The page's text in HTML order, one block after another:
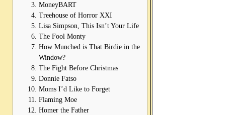
MoneyBART
Treehouse of Horror XXI
Lisa Simpson, This Isn’t Your Life
The Fool Monty
How Munched is That Birdie in the
Window?
The Fight Before Christmas
Donnie Fatso
Moms I’d Like to Forget
Flaming Moe
Homer the Father